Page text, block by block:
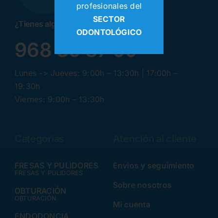
¿Tienes alguna pregunta? ¡Llamanos!
968 30 87 99
Lunes -> Jueves: 9:00h – 13:30h | 17:00h –
19:30h
Viernes: 9:00h – 13:30h
FRESAS Y PULIDORES
FRESAS Y PULIDORES
OBTURACIÓN
OBTURACIÓN
Envíos y seguimiento
Sobre nosotros
Mi cuenta
profesionales del
SECTOR
ODONTOLÓGICO